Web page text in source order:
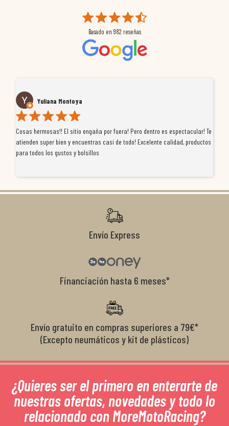
Basado en 982 reseñas
Yuliana Montoya
Cosas hermosas!! El sitio engaña por fuera! Pero dentro es espectacular! Te
atienden super bien y encuentras casi de todo! Excelente calidad, productos
para todos los gustos y bolsillos
Envío Express
Financiación hasta 6 meses*
Envío gratuito en compras superiores a 79€*
(Excepto neumáticos y kit de plásticos)
¿Quieres ser el primero en enterarte de
nuestras ofertas, novedades y todo lo
relacionado con MoreMotoRacing?